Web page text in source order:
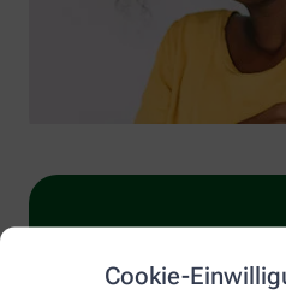
Cookie-
Immer auf dem